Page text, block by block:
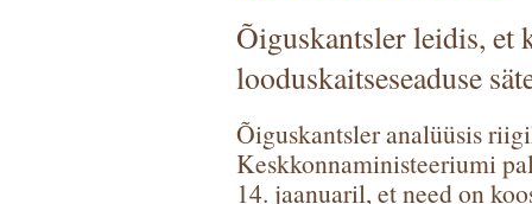
Õiguskantsler leidis, et
looduskaitseseaduse
Õiguskantsler analüüsis
Keskkonnaministeeriumi
14. jaanuaril, et need on